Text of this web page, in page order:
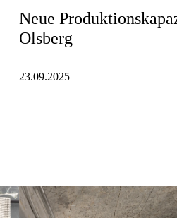
Neue
Olsberg
23.09.2025